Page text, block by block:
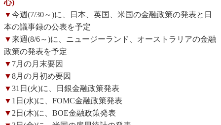
心)
▼今週(7/30～)に、日本、英国、米国の金融政策の発表と日
本の議事録の公表を予定
▼来週(8/6～)に、ニュージーランド、オーストラリアの金融
政策の発表を予定
▼ 7月の月末要因
▼8月の月初め要因
▼31日(火)に、日銀金融政策発表
▼ 1日(水)に、FOMC金融政策発表
▼2日(木)に、BOE金融政策発表